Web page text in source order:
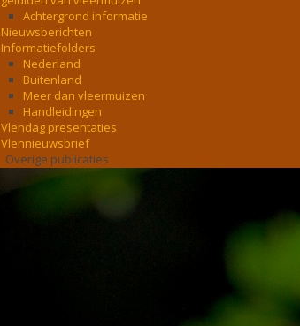
Achtergrond informatie
Nieuwsberichten
Informatiefolders
Nederland
Buitenland
Meer dan vleermuizen
Handleidingen
Vlendag presentaties
Vlennieuwsbrief
Overige publicaties
zoonose info (rabies, corona, etc)
rapporten